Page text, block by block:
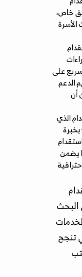
خاص،
على
الدعم
أن
الذي
يضمن
البحث
تنجح